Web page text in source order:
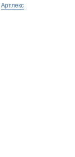
Артлекс